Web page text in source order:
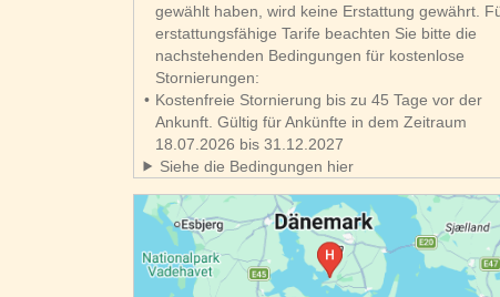
gewählt haben, wird keine Erstattung gewährt.
erstattungsfähige Tarife beachten Sie bitte die
nachstehenden Bedingungen für kostenlose
Stornierungen:
Kostenfreie Stornierung bis zu 45 Tage vor der
Ankunft. Gültig für Ankünfte in dem Zeitraum
18.07.2026 bis 31.12.2027
Siehe die Bedingungen hier